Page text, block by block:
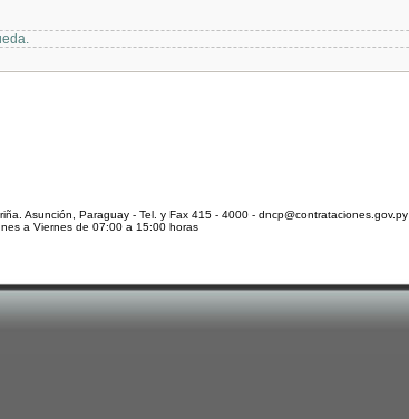
Asunción, Paraguay - Tel. y Fax 415 - 4000 - dncp@contrataciones.gov.py
a Viernes de 07:00 a 15:00 horas